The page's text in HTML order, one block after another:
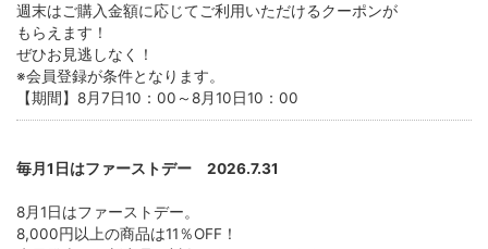
週末はご購入金額に応じてご利用いただけるクーポンが
もらえます！
ぜひお見逃しなく！
※会員登録が条件となります。
【期間】8月7日10：00～8月10日10：00
毎月1日はファーストデー 2026.7.31
8月1日はファーストデー。
8,000円以上の商品は11％OFF！